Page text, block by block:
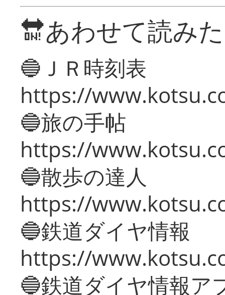
🔛あわせて読み
🔵ＪＲ時刻表
https://
🔵旅の手帖
https://
🔵散歩の達人
https://
🔵鉄道ダイヤ情報
https://
🔵鉄道ダイヤ情報ア